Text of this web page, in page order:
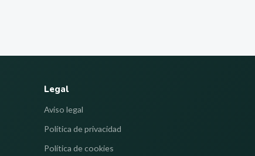
Legal
Aviso legal
Política de privacidad
Política de cookies